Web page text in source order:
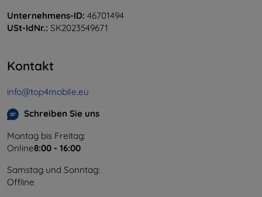
Unternehmens-ID: 46701494
USt-IdNr.: SK2023549671
Kontakt
info@top4mobile.eu
Schreiben Sie uns
Montag bis Freitag:
Online8:00 - 16:00
Samstag und Sonntag:
Offline